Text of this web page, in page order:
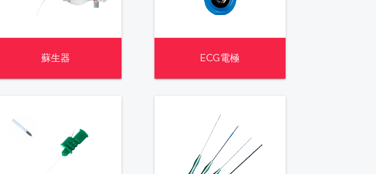
蘇生器 ECG電極